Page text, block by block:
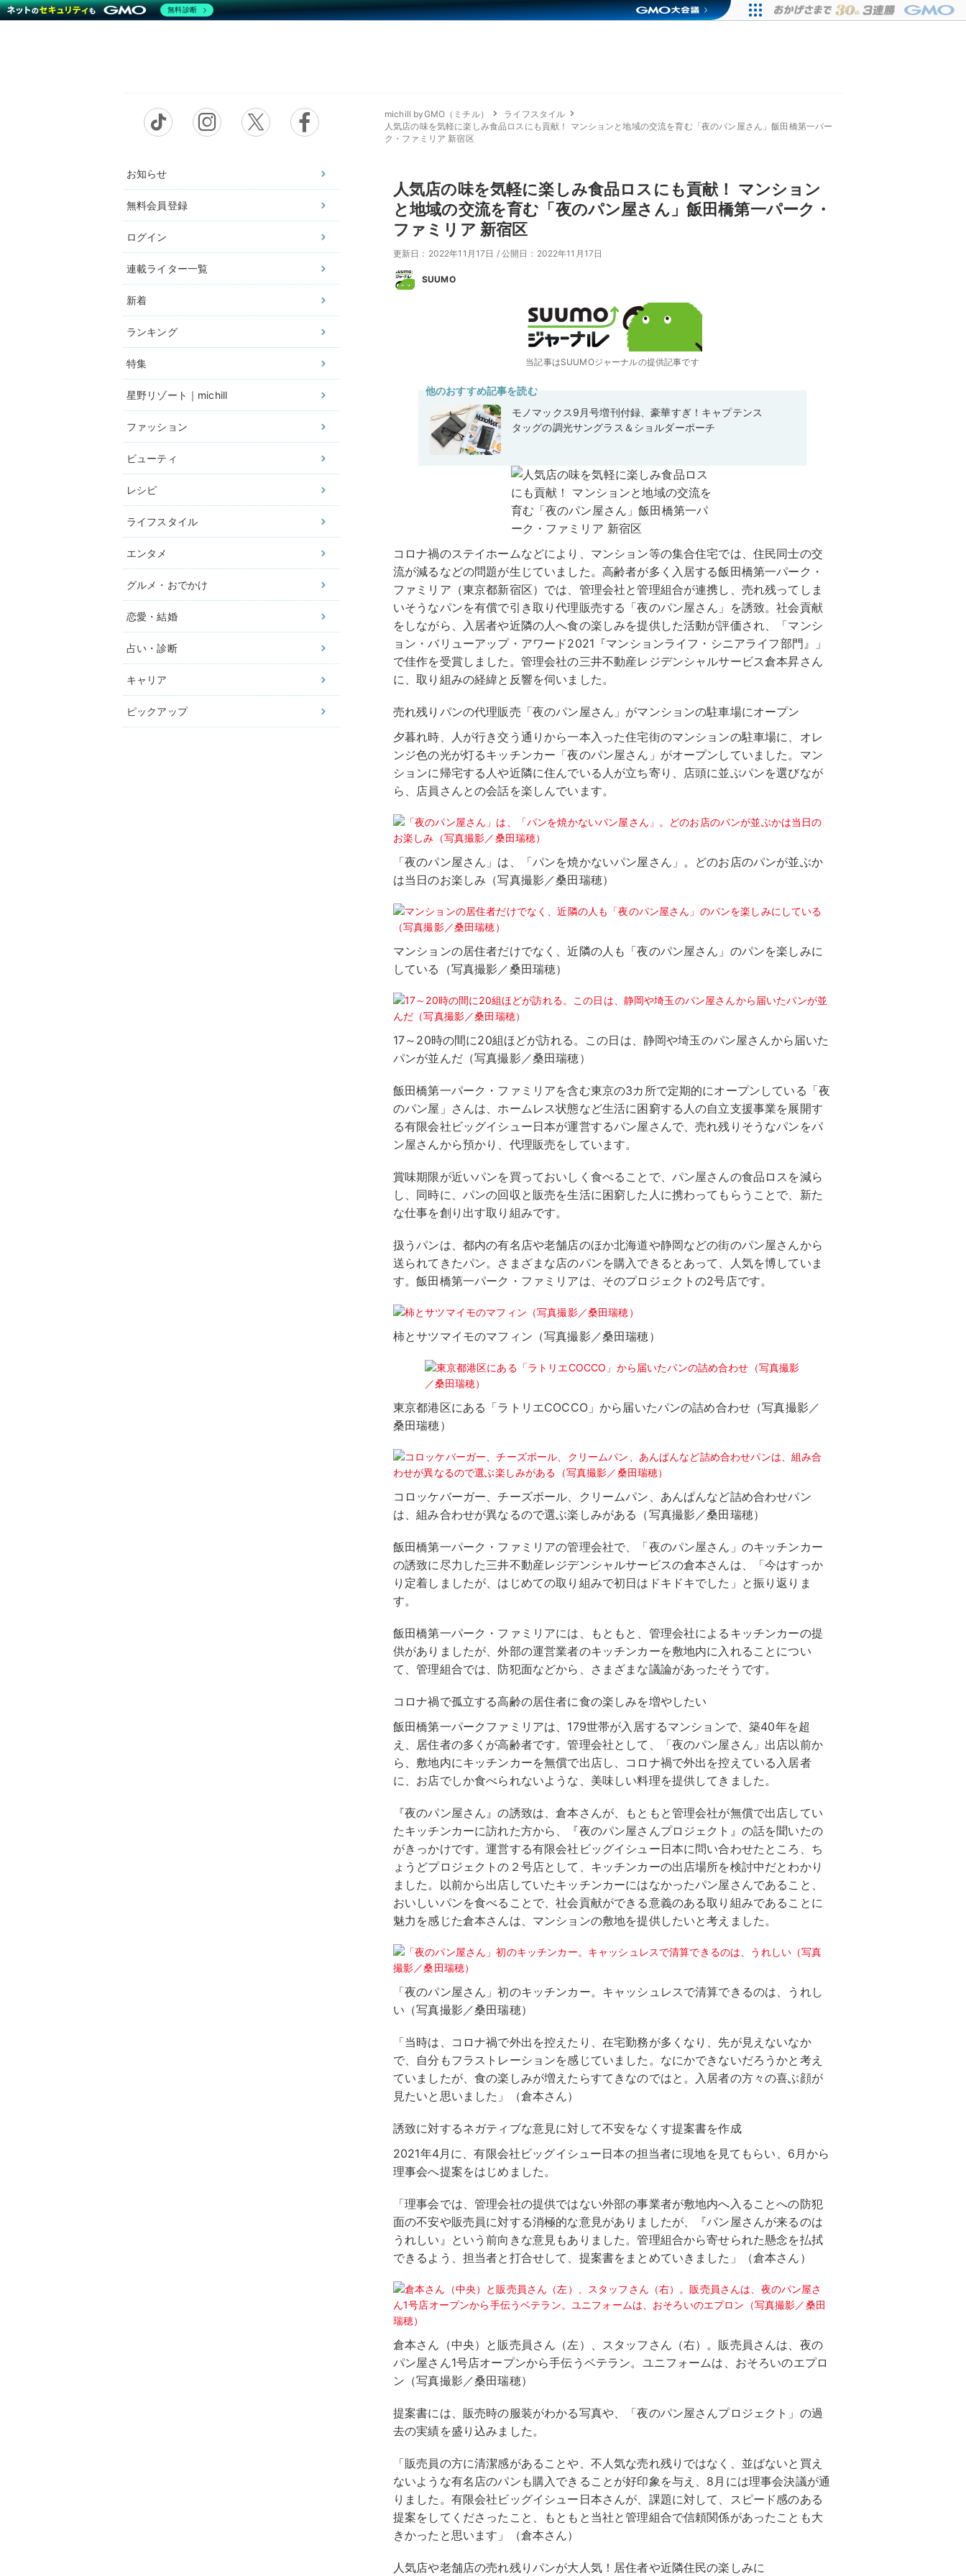
お知らせ
無料会員登録
ログイン
連載ライター一覧
新着
ランキング
特集
星野リゾート｜michill
ファッション
ビューティ
レシピ
ライフスタイル
エンタメ
グルメ・おでかけ
恋愛・結婚
占い・診断
キャリア
ピックアップ
michill byGMO（ミチル）
ライフスタイル
人気店の味を気軽に楽しみ食品ロスにも貢献！ マンションと地域の交流を育む「夜のパン屋さん」飯田橋第一パー
ク・ファミリア 新宿区
人気店の味を気軽に楽しみ食品ロスにも貢献！ マンション
と地域の交流を育む「夜のパン屋さん」飯田橋第一パーク・
ファミリア 新宿区
更新日：2022年11月17日 / 公開日：2022年11月17日
SUUMO
当記事はSUUMOジャーナルの提供記事です
他のおすすめ記事を読む
モノマックス9月号増刊付録、豪華すぎ！キャプテンス
タッグの調光サングラス＆ショルダーポーチ
コロナ禍のステイホームなどにより、マンション等の集合住宅では、住民同士の交
流が減るなどの問題が生じていました。高齢者が多く入居する飯田橋第一パーク・
ファミリア（東京都新宿区）では、管理会社と管理組合が連携し、売れ残ってしま
いそうなパンを有償で引き取り代理販売する「夜のパン屋さん」を誘致。社会貢献
をしながら、入居者や近隣の人へ食の楽しみを提供した活動が評価され、「マンシ
ョン・バリューアップ・アワード2021『マンションライフ・シニアライフ部門』」
で佳作を受賞しました。管理会社の三井不動産レジデンシャルサービス倉本昇さん
に、取り組みの経緯と反響を伺いました。
売れ残りパンの代理販売「夜のパン屋さん」がマンションの駐車場にオープン
夕暮れ時、人が行き交う通りから一本入った住宅街のマンションの駐車場に、オレ
ンジ色の光が灯るキッチンカー「夜のパン屋さん」がオープンしていました。マン
ションに帰宅する人や近隣に住んでいる人が立ち寄り、店頭に並ぶパンを選びなが
ら、店員さんとの会話を楽しんでいます。
「夜のパン屋さん」は、「パンを焼かないパン屋さん」。どのお店のパンが並ぶか
は当日のお楽しみ（写真撮影／桑田瑞穂）
マンションの居住者だけでなく、近隣の人も「夜のパン屋さん」のパンを楽しみに
している（写真撮影／桑田瑞穂）
17～20時の間に20組ほどが訪れる。この日は、静岡や埼玉のパン屋さんから届いた
パンが並んだ（写真撮影／桑田瑞穂）
飯田橋第一パーク・ファミリアを含む東京の3カ所で定期的にオープンしている「夜
のパン屋」さんは、ホームレス状態など生活に困窮する人の自立支援事業を展開す
る有限会社ビッグイシュー日本が運営するパン屋さんで、売れ残りそうなパンをパ
ン屋さんから預かり、代理販売をしています。
賞味期限が近いパンを買っておいしく食べることで、パン屋さんの食品ロスを減ら
し、同時に、パンの回収と販売を生活に困窮した人に携わってもらうことで、新た
な仕事を創り出す取り組みです。
扱うパンは、都内の有名店や老舗店のほか北海道や静岡などの街のパン屋さんから
送られてきたパン。さまざまな店のパンを購入できるとあって、人気を博していま
す。飯田橋第一パーク・ファミリアは、そのプロジェクトの2号店です。
柿とサツマイモのマフィン（写真撮影／桑田瑞穂）
東京都港区にある「ラトリエCOCCO」から届いたパンの詰め合わせ（写真撮影／
桑田瑞穂）
コロッケバーガー、チーズボール、クリームパン、あんぱんなど詰め合わせパン
は、組み合わせが異なるので選ぶ楽しみがある（写真撮影／桑田瑞穂）
飯田橋第一パーク・ファミリアの管理会社で、「夜のパン屋さん」のキッチンカー
の誘致に尽力した三井不動産レジデンシャルサービスの倉本さんは、「今はすっか
り定着しましたが、はじめての取り組みで初日はドキドキでした」と振り返りま
す。
飯田橋第一パーク・ファミリアには、もともと、管理会社によるキッチンカーの提
供がありましたが、外部の運営業者のキッチンカーを敷地内に入れることについ
て、管理組合では、防犯面などから、さまざまな議論があったそうです。
コロナ禍で孤立する高齢の居住者に食の楽しみを増やしたい
飯田橋第一パークファミリアは、179世帯が入居するマンションで、築40年を超
え、居住者の多くが高齢者です。管理会社として、「夜のパン屋さん」出店以前か
ら、敷地内にキッチンカーを無償で出店し、コロナ禍で外出を控えている入居者
に、お店でしか食べられないような、美味しい料理を提供してきました。
『夜のパン屋さん』の誘致は、倉本さんが、もともと管理会社が無償で出店してい
たキッチンカーに訪れた方から、『夜のパン屋さんプロジェクト』の話を聞いたの
がきっかけです。運営する有限会社ビッグイシュー日本に問い合わせたところ、ち
ょうどプロジェクトの２号店として、キッチンカーの出店場所を検討中だとわかり
ました。以前から出店していたキッチンカーにはなかったパン屋さんであること、
おいしいパンを食べることで、社会貢献ができる意義のある取り組みであることに
魅力を感じた倉本さんは、マンションの敷地を提供したいと考えました。
「夜のパン屋さん」初のキッチンカー。キャッシュレスで清算できるのは、うれし
い（写真撮影／桑田瑞穂）
「当時は、コロナ禍で外出を控えたり、在宅勤務が多くなり、先が見えないなか
で、自分もフラストレーションを感じていました。なにかできないだろうかと考え
ていましたが、食の楽しみが増えたらすてきなのではと。入居者の方々の喜ぶ顔が
見たいと思いました」（倉本さん）
誘致に対するネガティブな意見に対して不安をなくす提案書を作成
2021年4月に、有限会社ビッグイシュー日本の担当者に現地を見てもらい、6月から
理事会へ提案をはじめました。
「理事会では、管理会社の提供ではない外部の事業者が敷地内へ入ることへの防犯
面の不安や販売員に対する消極的な意見がありましたが、『パン屋さんが来るのは
うれしい』という前向きな意見もありました。管理組合から寄せられた懸念を払拭
できるよう、担当者と打合せして、提案書をまとめていきました」（倉本さん）
倉本さん（中央）と販売員さん（左）、スタッフさん（右）。販売員さんは、夜の
パン屋さん1号店オープンから手伝うベテラン。ユニフォームは、おそろいのエプロ
ン（写真撮影／桑田瑞穂）
提案書には、販売時の服装がわかる写真や、「夜のパン屋さんプロジェクト」の過
去の実績を盛り込みました。
「販売員の方に清潔感があることや、不人気な売れ残りではなく、並ばないと買え
ないような有名店のパンも購入できることが好印象を与え、8月には理事会決議が通
りました。有限会社ビッグイシュー日本さんが、課題に対して、スピード感のある
提案をしてくださったこと、もともと当社と管理組合で信頼関係があったことも大
きかったと思います」（倉本さん）
人気店や老舗店の売れ残りパンが大人気！居住者や近隣住民の楽しみに
無料診断